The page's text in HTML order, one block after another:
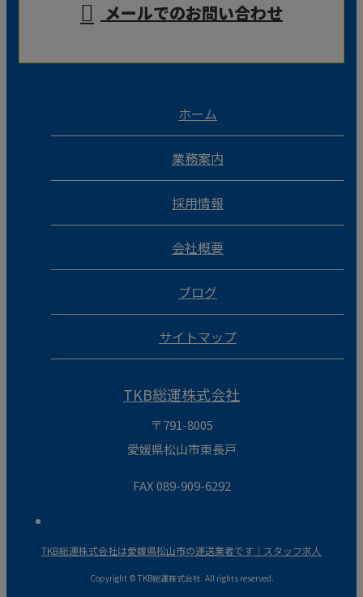
メールでのお問い合わせ
ホーム
業務案内
採用情報
会社概要
ブログ
サイトマップ
TKB総運株式会社
〒791-8005
愛媛県松山市東長戸
FAX 089-909-6292
TKB総運株式会社は愛媛県松山市の運送業者です｜スタッフ求人
Copyright © TKB総運株式会社. All rights reserved.